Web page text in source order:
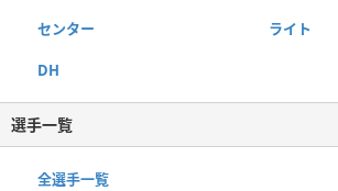
センター ライト
DH
選手一覧
全選手一覧